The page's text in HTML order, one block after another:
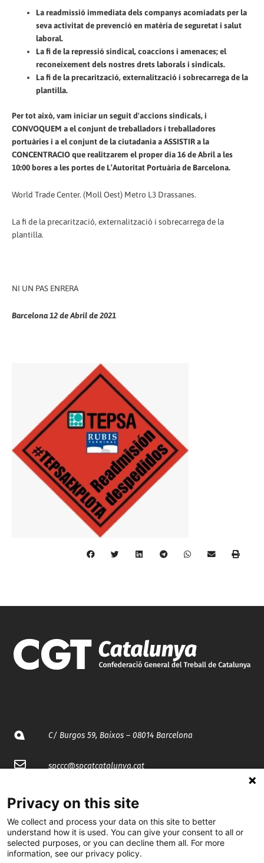
La readmissió immediata dels companys acomiadats per la
seva activitat de prevenció en matèria de seguretat i salut
laboral.
La fi de la repressió sindical, coaccions i amenaces; el
reconeixement dels nostres drets laborals i sindicals.
La fi de la precarització, externalització i sobrecarrega de la
plantilla.
Per tot això, vam iniciar un seguit d'accions sindicals, i
CONVOQUEM a el conjunt de treballadors i treballadores
portuàries i a el conjunt de la ciutadania a ASSISTIR a la
CONCENTRACIO que realitzarem el proper dia 16 de Abril a les
10:00 bores a les portes de L’Autoritat Portuària de Barcelona.
World Trade Center. (Moll Oest) Metro L3 Drassanes.
La fi de la precarització, externalització i sobrecarrega de la
plantilla.
NI UN PAS ENRERA
Barcelona 12 de Abril de 2021
C/ Burgos 59, Baixos – 08014 Barcelona
spccc@spcgtcatalunya.cat
@CGTCatalunya
cgtcatalunya
Privacy on this site
We collect and process your data on this site to better
understand how it is used. You can give your consent to all or
selected purposes, or you can decline them all. For more
information, see our privacy policy.